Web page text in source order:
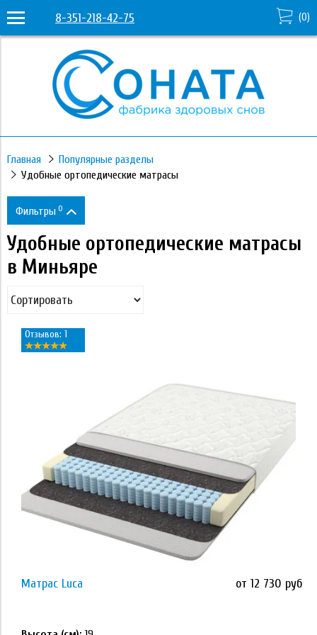
8-351-218-42-75 (0)
Главная
Популярные разделы
Удобные ортопедические матрасы
Фильтры 0
Цена
кокосовая койра
латекс
Memory Foam
Применить
Удобные ортопедические матрасы
в Миньяре
Отзывов: 1
Матрас Luca от 12 730 руб